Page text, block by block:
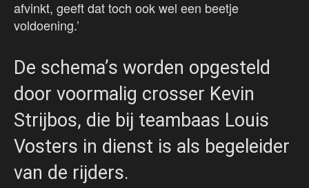
afvinkt, geeft dat toch ook wel een beetje
voldoening.’
De schema’s worden opgesteld
door voormalig crosser Kevin
Strijbos, die bij teambaas Louis
Vosters in dienst is als begeleider
van de rijders.